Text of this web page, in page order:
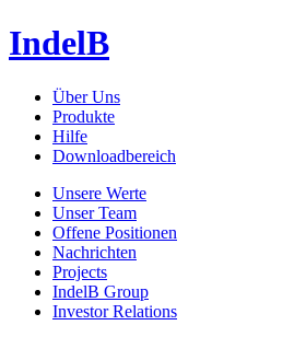
IndelB
Über Uns
Produkte
Hilfe
Downloadbereich
Unsere Werte
Unser Team
Offene Positionen
Nachrichten
Projects
IndelB Group
Investor Relations